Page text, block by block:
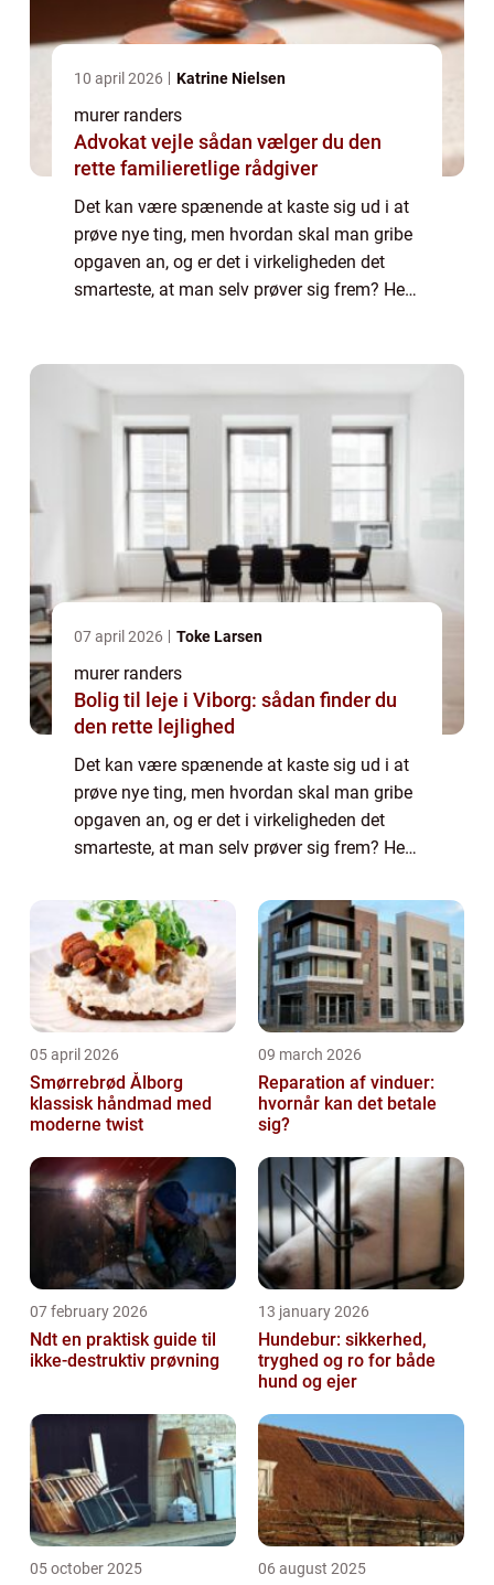
10 april 2026 Katrine Nielsen
murer randers
Advokat vejle sådan vælger du den
rette familieretlige rådgiver
Det kan være spænende at kaste sig ud i at
prøve nye ting, men hvordan skal man gribe
opgaven an, og er det i virkeligheden det
smarteste, at man selv prøver sig frem? Her i
07 april 2026 Toke Larsen
murer randers
Bolig til leje i Viborg: sådan finder du
den rette lejlighed
Det kan være spænende at kaste sig ud i at
prøve nye ting, men hvordan skal man gribe
opgaven an, og er det i virkeligheden det
smarteste, at man selv prøver sig frem? Her i
05 april 2026
Smørrebrød Ålborg
klassisk håndmad med
moderne twist
09 march 2026
Reparation af vinduer:
hvornår kan det betale
sig?
07 february 2026
Ndt en praktisk guide til
ikke-destruktiv prøvning
13 january 2026
Hundebur: sikkerhed,
tryghed og ro for både
hund og ejer
05 october 2025 06 august 2025